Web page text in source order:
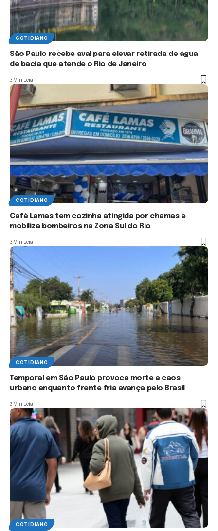
COTIDIANO
São Paulo recebe aval para elevar retirada de água
de bacia que atende o Rio de Janeiro
3 Min Leia
COTIDIANO
Café Lamas tem cozinha atingida por chamas e
mobiliza bombeiros na Zona Sul do Rio
3 Min Leia
COTIDIANO
Temporal em São Paulo provoca morte e caos
urbano enquanto frente fria avança pelo Brasil
3 Min Leia
COTIDIANO